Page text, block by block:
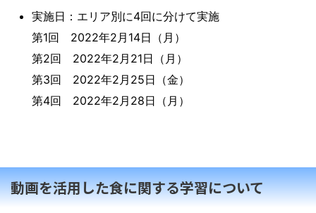
実施日：エリア別に4回に分けて実施
第1回 2022年2月14日（月）
第2回 2022年2月21日（月）
第3回 2022年2月25日（金）
第4回 2022年2月28日（月）
動画を活用した食に関する学習について